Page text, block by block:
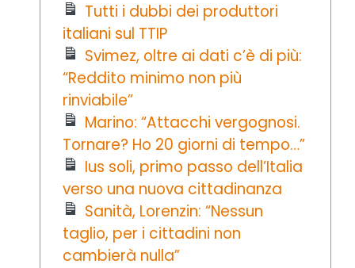
Tutti i dubbi dei produttori
italiani sul TTIP
Svimez, oltre ai dati c’è di più:
“Reddito minimo non più
rinviabile”
Marino: “Attacchi vergognosi.
Tornare? Ho 20 giorni di tempo…”
Ius soli, primo passo dell’Italia
verso una nuova cittadinanza
Sanità, Lorenzin: “Nessun
taglio, per i cittadini non
cambierà nulla”